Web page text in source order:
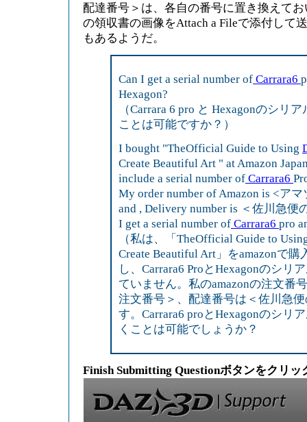
配達番号＞は、各自の番号に置き換えて
の領収書の画像をAttach a Fileで添付して
もあるようだ。
Can I get a serial number of Carrara6
Hexagon?
（Carrara 6 pro と Hexagonのシリ
ことは可能ですか？）
I bought "TheOfficial Guide to Using
Create Beautiful Art " at Amazon
include a serial number of Carrara6
My order number of Amazon is <ア
and , Delivery number is ＜佐川急便
I get a serial number of Carrara6 pro
（私は、「TheOfficial Guide to
Create Beautiful Art」をamazonで購
し、Carrara6 ProとHexagonのシリ
ていません。私のamazonの注文番
注文番号＞、配達番号は＜佐川急
す。Carrara6 proとHexagonのシリ
くことは可能でしょうか？
Finish Submitting Questionボタンをクリッ